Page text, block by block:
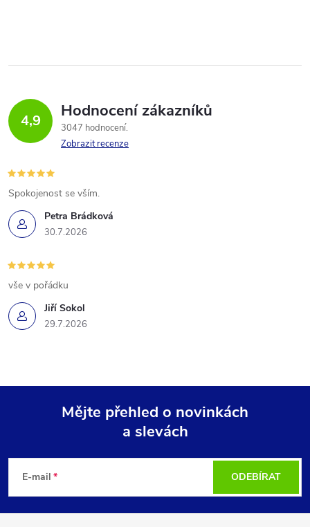
4,9 Hodnocení zákazníků
3047 hodnocení
Zobrazit recenze
Petra Brádková
30.7.2026
Spokojenost se vším.
Jiří Sokol
29.7.2026
vše v pořádku
p
Mějte přehled o novinkách
a slevách
E-mail ODEBÍRAT